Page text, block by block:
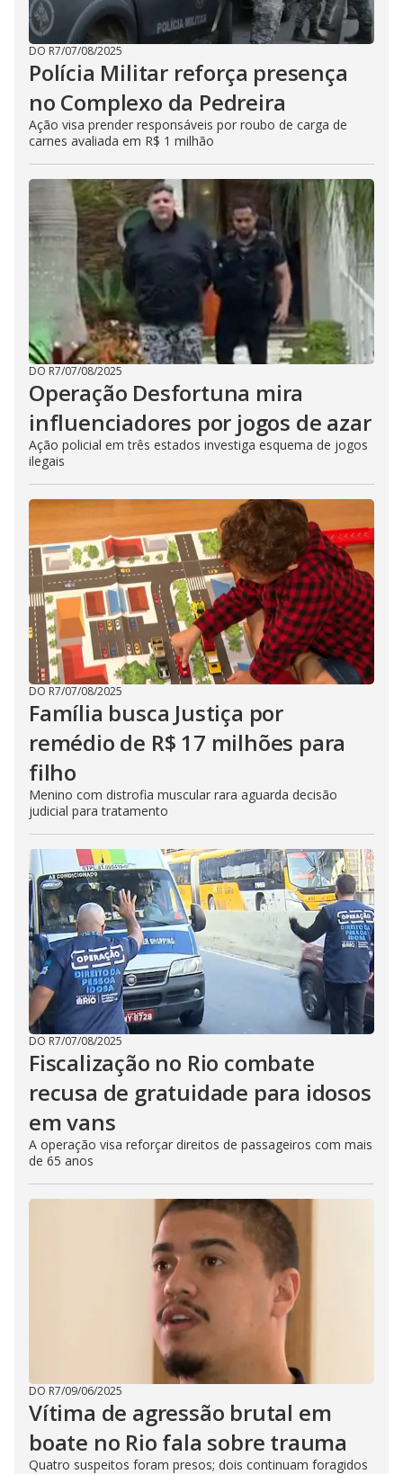
DO R7/07/08/2025
Polícia Militar reforça presença
no Complexo da Pedreira
Ação visa prender responsáveis por roubo de carga de
carnes avaliada em R$ 1 milhão
DO R7/07/08/2025
Operação Desfortuna mira
influenciadores por jogos de azar
Ação policial em três estados investiga esquema de jogos
ilegais
DO R7/07/08/2025
Família busca Justiça por
remédio de R$ 17 milhões para
filho
Menino com distrofia muscular rara aguarda decisão
judicial para tratamento
DO R7/07/08/2025
Fiscalização no Rio combate
recusa de gratuidade para idosos
em vans
A operação visa reforçar direitos de passageiros com mais
de 65 anos
DO R7/09/06/2025
Vítima de agressão brutal em
boate no Rio fala sobre trauma
Quatro suspeitos foram presos; dois continuam foragidos